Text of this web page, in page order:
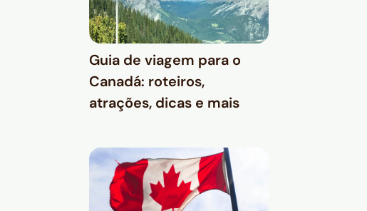
Guia de viagem para o
Canadá: roteiros,
atrações, dicas e mais